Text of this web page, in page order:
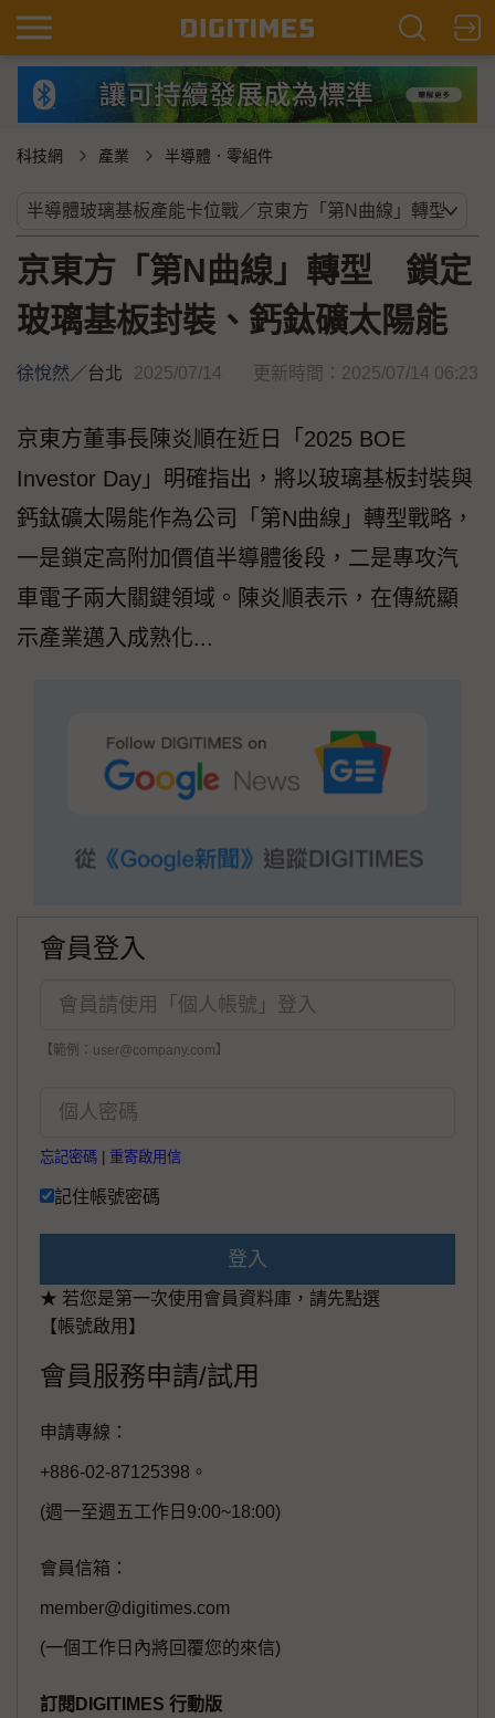
科技網 產業 半導體．零組件
京東方「第N曲線」轉型 鎖定
玻璃基板封裝、鈣鈦礦太陽能
徐悅然／台北 2025/07/14 更新時間：2025/07/14 06:23
京東方董事長陳炎順在近日「2025 BOE
Investor Day」明確指出，將以玻璃基板封裝與
鈣鈦礦太陽能作為公司「第N曲線」轉型戰略，
一是鎖定高附加價值半導體後段，二是專攻汽
車電子兩大關鍵領域。陳炎順表示，在傳統顯
示產業邁入成熟化...
會員登入
【範例：user@company.com】
忘記密碼 重寄啟用信
記住帳號密碼
登入
★ 若您是第一次使用會員資料庫，請先點選
【帳號啟用】
會員服務申請/試用
申請專線：
+886-02-87125398。
(週一至週五工作日9:00~18:00)
會員信箱：
member@digitimes.com
(一個工作日內將回覆您的來信)
訂閱DIGITIMES 行動版